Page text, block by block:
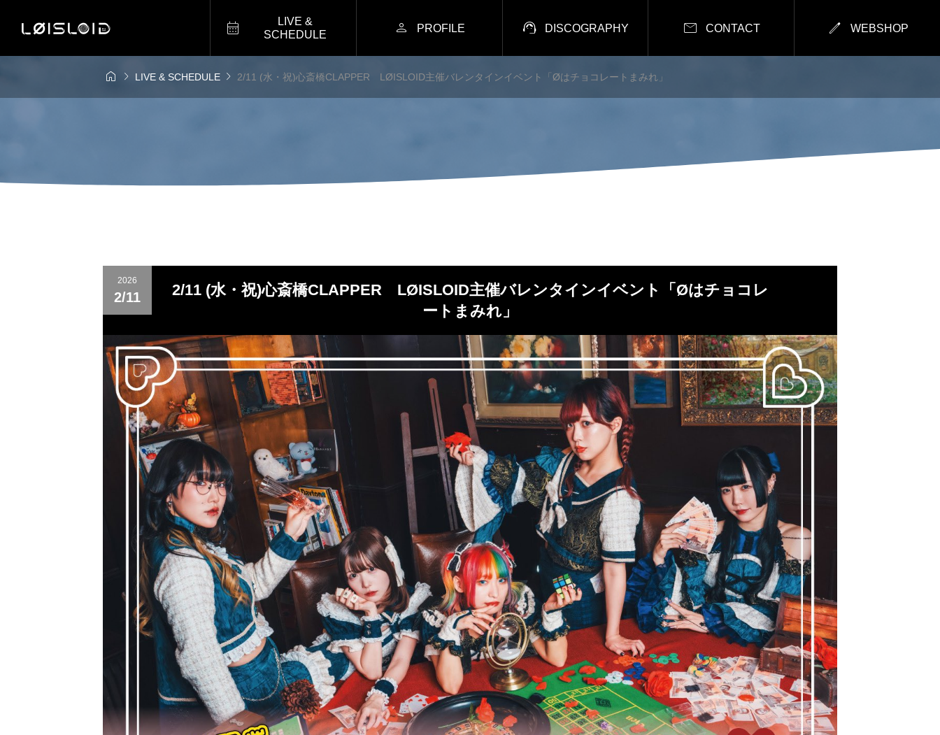

LIVE &
SCHEDULE
 PROFILE  DISCOGRAPHY  CONTACT  WEBSHOP
  LIVE & SCHEDULE  2/11 (水・祝)心斎橋CLAPPER LØISLOID主催バレンタインイベント「Øはチョコレートまみれ」
2026
2/11
2/11 (水・祝)心斎橋CLAPPER LØISLOID主催バレンタインイベント「Øはチョコレ
ートまみれ」